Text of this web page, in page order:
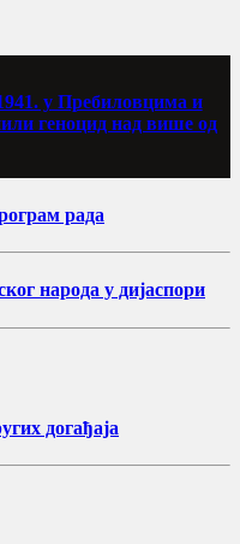
у Пребиловцима и
геноцид над више од
рада
народа у дијаспори
догађаја